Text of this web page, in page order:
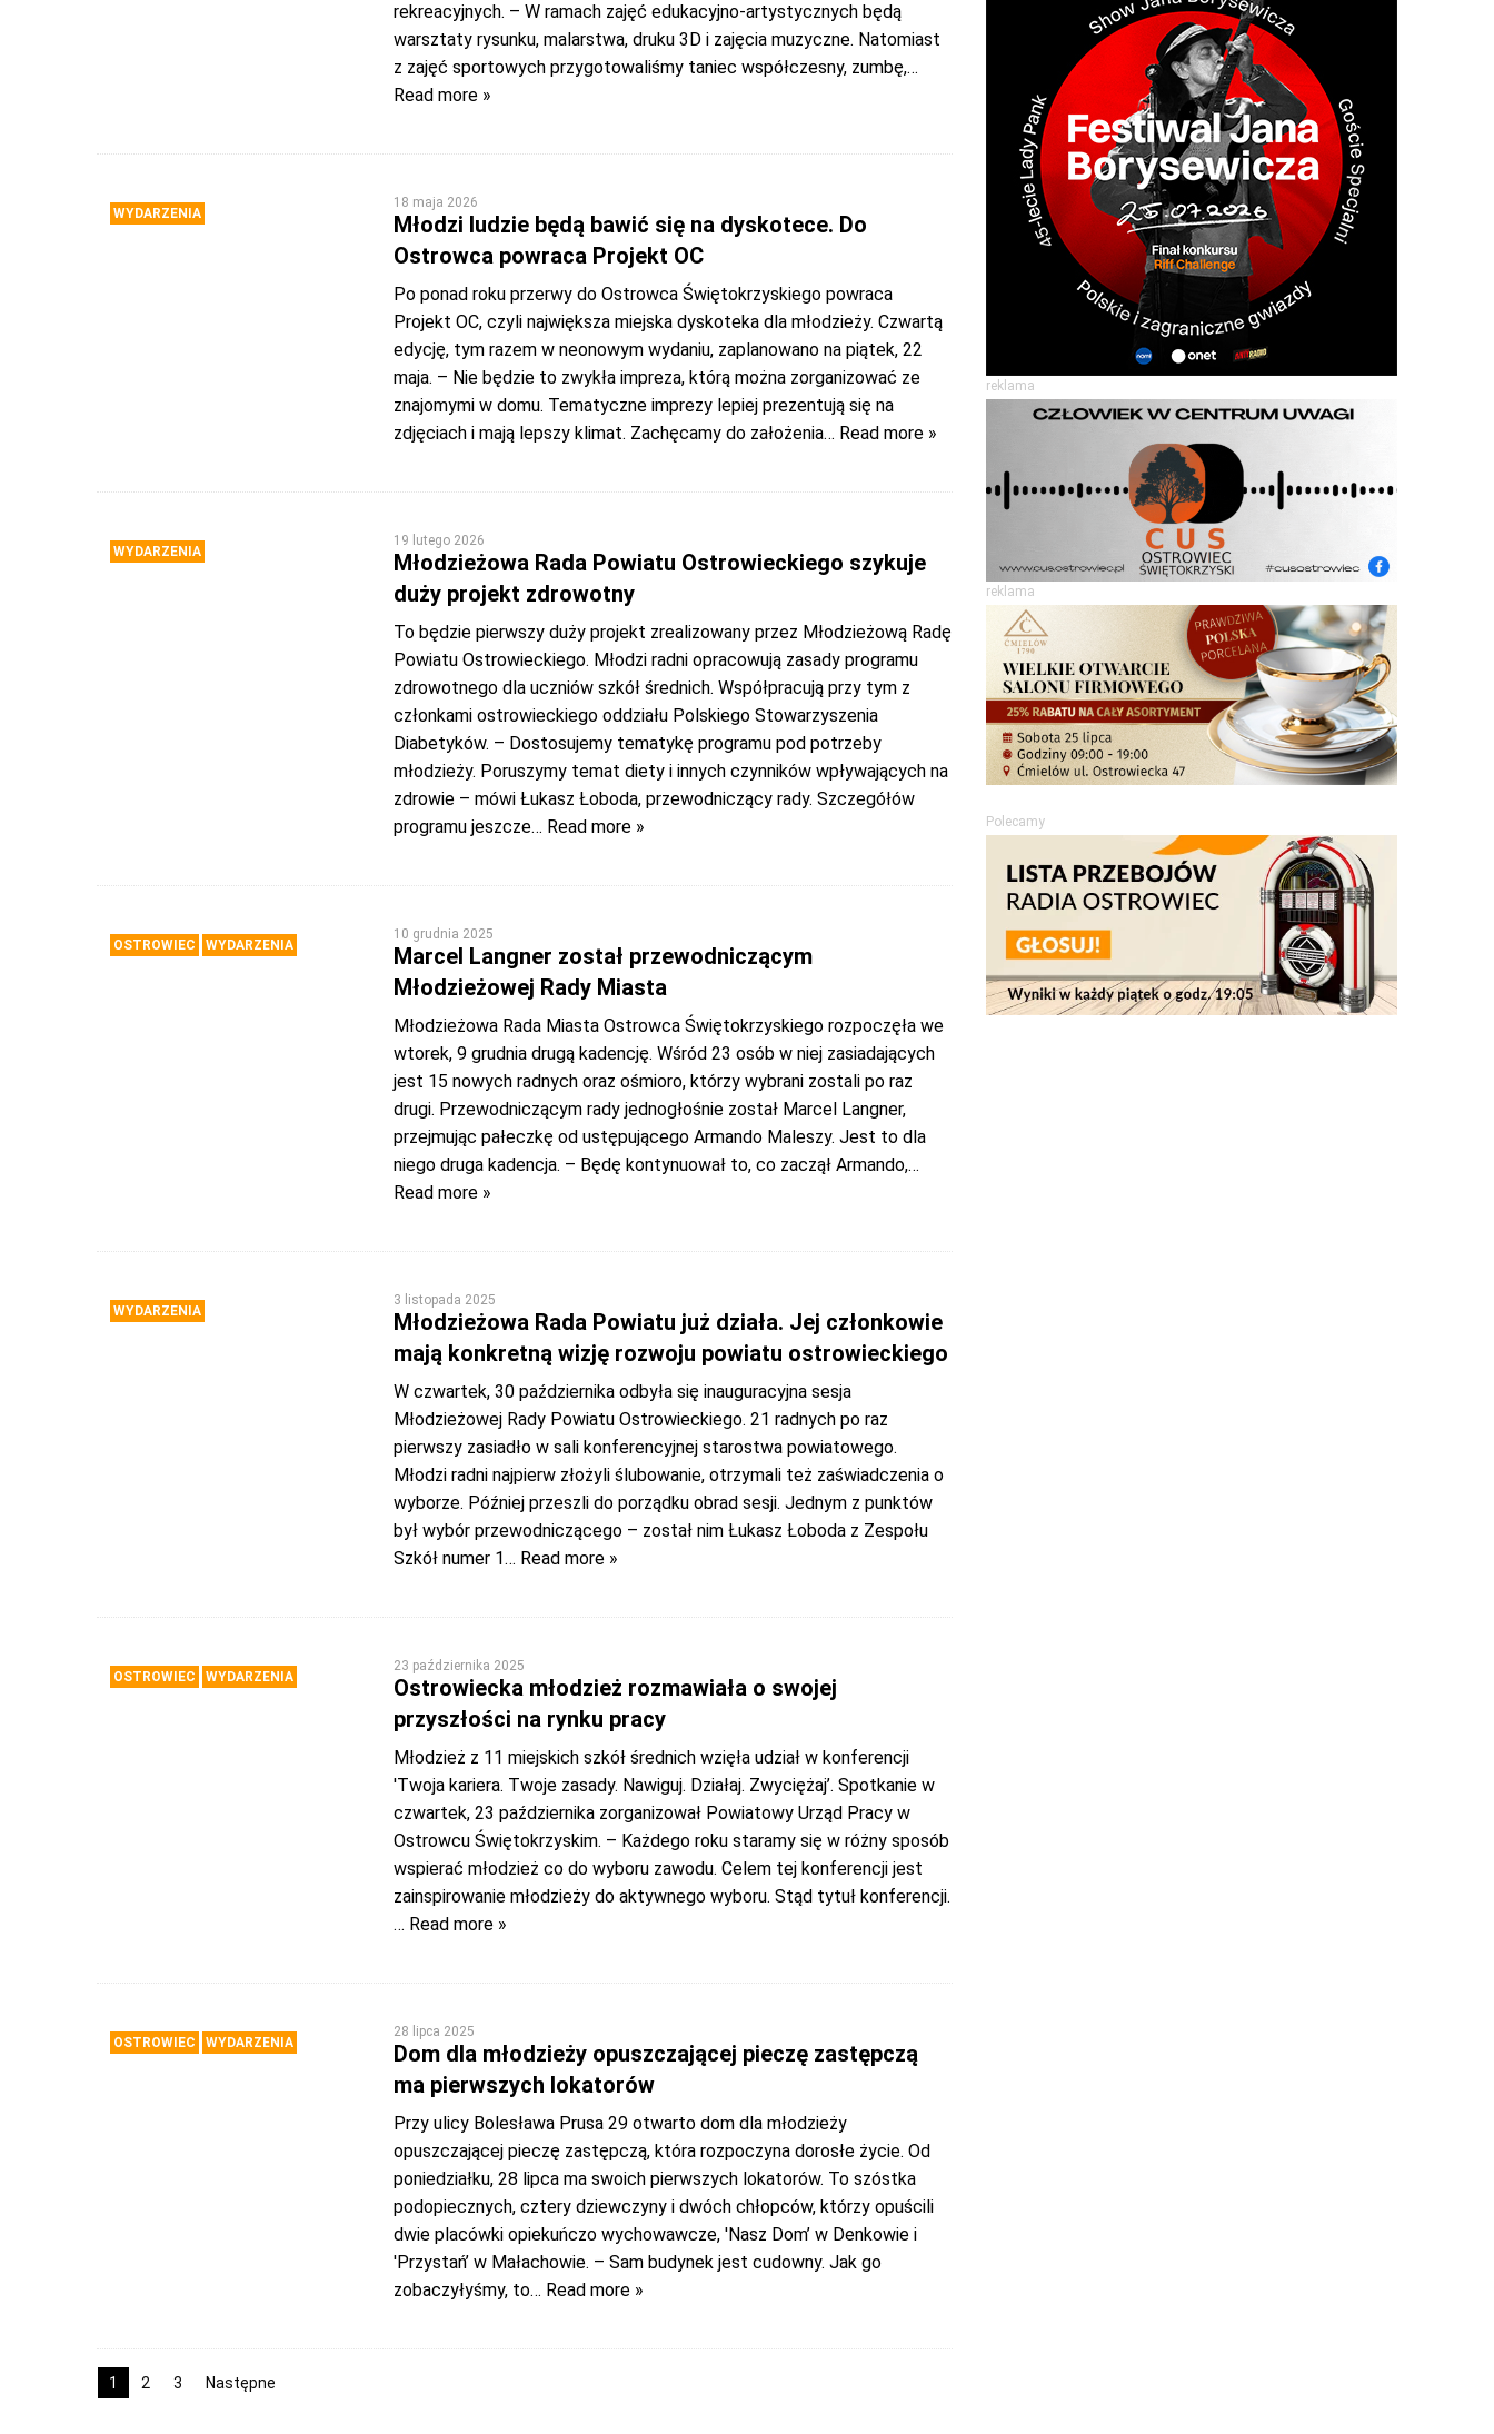
rekreacyjnych. – W ramach zajęć edukacyjno-artystycznych będą
warsztaty rysunku, malarstwa, druku 3D i zajęcia muzyczne. Natomiast
z zajęć sportowych przygotowaliśmy taniec współczesny, zumbę,…
Read more »
WYDARZENIA
18 maja 2026
Młodzi ludzie będą bawić się na dyskotece. Do
Ostrowca powraca Projekt OC
Po ponad roku przerwy do Ostrowca Świętokrzyskiego powraca
Projekt OC, czyli największa miejska dyskoteka dla młodzieży. Czwartą
edycję, tym razem w neonowym wydaniu, zaplanowano na piątek, 22
maja. – Nie będzie to zwykła impreza, którą można zorganizować ze
znajomymi w domu. Tematyczne imprezy lepiej prezentują się na
zdjęciach i mają lepszy klimat. Zachęcamy do założenia… Read more »
WYDARZENIA
19 lutego 2026
Młodzieżowa Rada Powiatu Ostrowieckiego szykuje
duży projekt zdrowotny
To będzie pierwszy duży projekt zrealizowany przez Młodzieżową Radę
Powiatu Ostrowieckiego. Młodzi radni opracowują zasady programu
zdrowotnego dla uczniów szkół średnich. Współpracują przy tym z
członkami ostrowieckiego oddziału Polskiego Stowarzyszenia
Diabetyków. – Dostosujemy tematykę programu pod potrzeby
młodzieży. Poruszymy temat diety i innych czynników wpływających na
zdrowie – mówi Łukasz Łoboda, przewodniczący rady. Szczegółów
programu jeszcze… Read more »
OSTROWIEC WYDARZENIA
10 grudnia 2025
Marcel Langner został przewodniczącym
Młodzieżowej Rady Miasta
Młodzieżowa Rada Miasta Ostrowca Świętokrzyskiego rozpoczęła we
wtorek, 9 grudnia drugą kadencję. Wśród 23 osób w niej zasiadających
jest 15 nowych radnych oraz ośmioro, którzy wybrani zostali po raz
drugi. Przewodniczącym rady jednogłośnie został Marcel Langner,
przejmując pałeczkę od ustępującego Armando Maleszy. Jest to dla
niego druga kadencja. – Będę kontynuował to, co zaczął Armando,…
Read more »
WYDARZENIA
3 listopada 2025
Młodzieżowa Rada Powiatu już działa. Jej członkowie
mają konkretną wizję rozwoju powiatu ostrowieckiego
W czwartek, 30 października odbyła się inauguracyjna sesja
Młodzieżowej Rady Powiatu Ostrowieckiego. 21 radnych po raz
pierwszy zasiadło w sali konferencyjnej starostwa powiatowego.
Młodzi radni najpierw złożyli ślubowanie, otrzymali też zaświadczenia o
wyborze. Później przeszli do porządku obrad sesji. Jednym z punktów
był wybór przewodniczącego – został nim Łukasz Łoboda z Zespołu
Szkół numer 1… Read more »
OSTROWIEC WYDARZENIA
23 października 2025
Ostrowiecka młodzież rozmawiała o swojej
przyszłości na rynku pracy
Młodzież z 11 miejskich szkół średnich wzięła udział w konferencji
'Twoja kariera. Twoje zasady. Nawiguj. Działaj. Zwyciężaj’. Spotkanie w
czwartek, 23 października zorganizował Powiatowy Urząd Pracy w
Ostrowcu Świętokrzyskim. – Każdego roku staramy się w różny sposób
wspierać młodzież co do wyboru zawodu. Celem tej konferencji jest
zainspirowanie młodzieży do aktywnego wyboru. Stąd tytuł konferencji.
… Read more »
OSTROWIEC WYDARZENIA
28 lipca 2025
Dom dla młodzieży opuszczającej pieczę zastępczą
ma pierwszych lokatorów
Przy ulicy Bolesława Prusa 29 otwarto dom dla młodzieży
opuszczającej pieczę zastępczą, która rozpoczyna dorosłe życie. Od
poniedziałku, 28 lipca ma swoich pierwszych lokatorów. To szóstka
podopiecznych, cztery dziewczyny i dwóch chłopców, którzy opuścili
dwie placówki opiekuńczo wychowawcze, 'Nasz Dom’ w Denkowie i
'Przystań’ w Małachowie. – Sam budynek jest cudowny. Jak go
zobaczyłyśmy, to… Read more »
1 2 3 Następne
reklama
reklama
Polecamy